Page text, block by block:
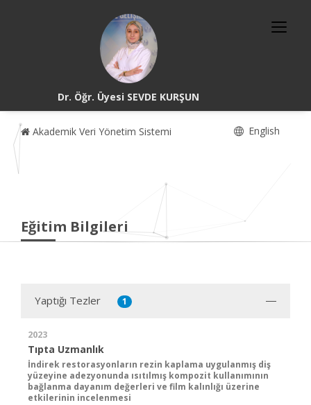
Dr. Öğr. Üyesi SEVDE KURŞUN
Akademik Veri Yönetim Sistemi English
Eğitim Bilgileri
Yaptığı Tezler 1
2023
Tıpta Uzmanlık
İndirek restorasyonların rezin kaplama uygulanmış diş
yüzeyine adezyonunda ısıtılmış kompozit kullanımının
bağlanma dayanım değerleri ve film kalınlığı üzerine
etkilerinin incelenmesi